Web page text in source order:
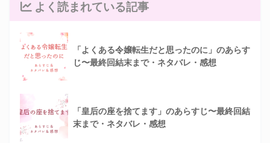
よく読まれている記事
「よくある令嬢転生だと思ったのに」のあらす
じ〜最終回結末まで・ネタバレ・感想
「皇后の座を捨てます」のあらすじ〜最終回結
末まで・ネタバレ・感想